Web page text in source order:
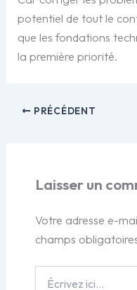
potentiel de tout le
que les fondations
la première priorité.
PRÉCÉDENT
Laisser un
Votre adresse e-
champs
ici…